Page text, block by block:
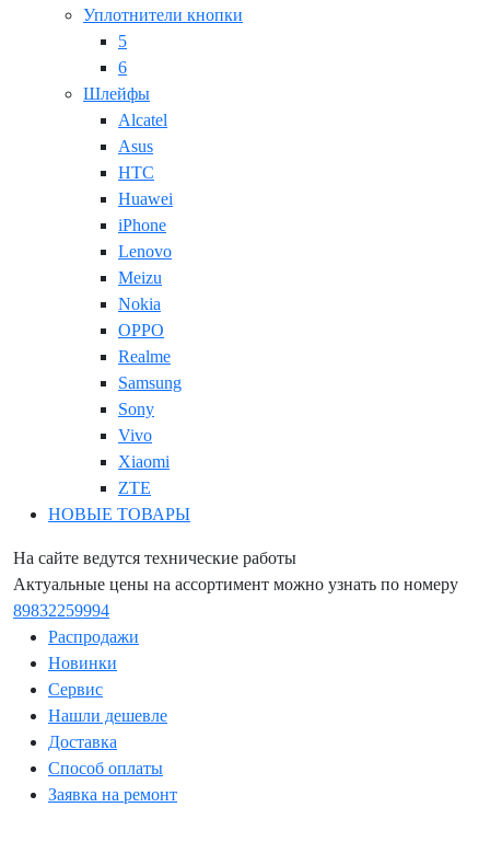
Уплотнители кнопки
5
6
Шлейфы
Alcatel
Asus
HTC
Huawei
iPhone
Lenovo
Meizu
Nokia
OPPO
Realme
Samsung
Sony
Vivo
Xiaomi
ZTE
НОВЫЕ ТОВАРЫ
На сайте ведутся технические работы
Актуальные цены на ассортимент можно узнать по номеру
89832259994
Распродажи
Новинки
Сервис
Нашли дешевле
Доставка
Способ оплаты
Заявка на ремонт